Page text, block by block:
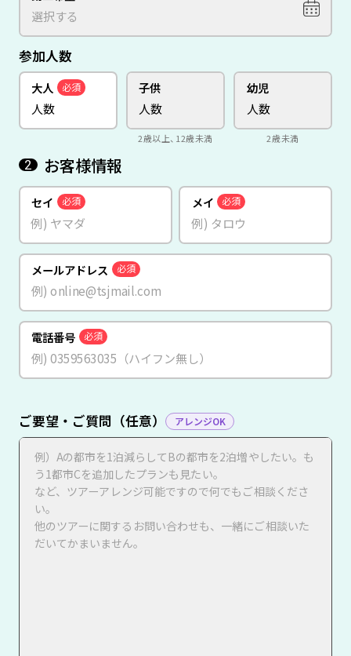
参加人数
大人 必須 子供
2歳以上、12歳未満
幼児
2歳未満
2 お客様情報
セイ 必須 メイ 必須
メールアドレス 必須
電話番号 必須
ご要望・ご質問（任意） アレンジOK